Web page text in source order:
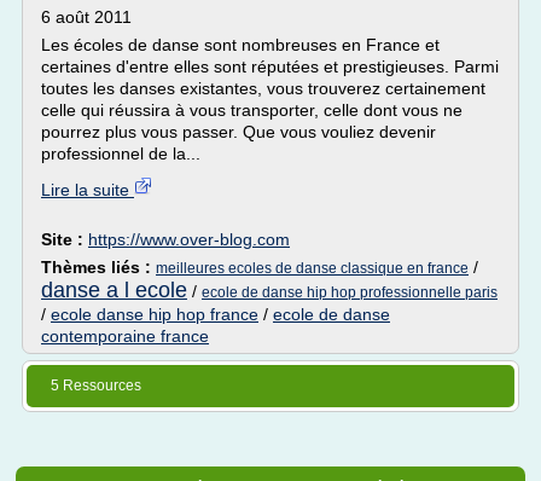
6 août 2011
Les écoles de danse sont nombreuses en France et
certaines d'entre elles sont réputées et prestigieuses. Parmi
toutes les danses existantes, vous trouverez certainement
celle qui réussira à vous transporter, celle dont vous ne
pourrez plus vous passer. Que vous vouliez devenir
professionnel de la...
Lire la suite
Site : https://www.over-blog.com
Thèmes liés : meilleures ecoles de danse classique en france /
danse a l ecole / ecole de danse hip hop professionnelle paris
/ ecole danse hip hop france / ecole de danse
contemporaine france
5 Ressources